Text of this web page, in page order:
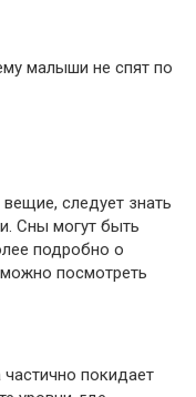
малыши не спят по
следует знать
Сны могут быть
подробно о
посмотреть
покидает